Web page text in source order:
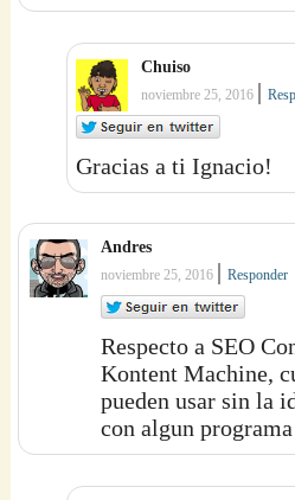
Chuiso
noviembre 25, 2016 |
Gracias a ti Ignacio!
Andres
noviembre 25, 2016 |Responder
Respecto a SEO
Kontent Machine,
pueden usar sin la
con algun